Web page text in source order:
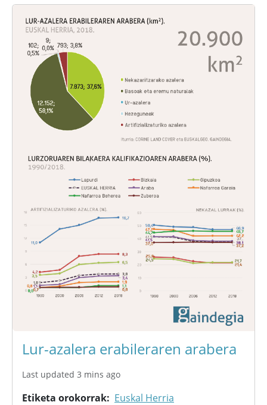
Lur-azalera erabileraren arabera
Last updated 3 mins ago
Etiketa orokorrak Euskal Herria